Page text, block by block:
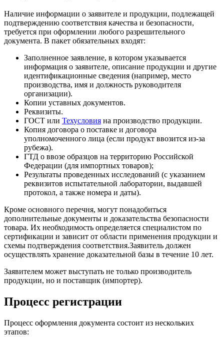
Наличие информации о заявителе и продукции, подлежащей
подтверждению соответствия качества и безопасности,
требуется при оформлении любого разрешительного
документа. В пакет обязательных входят:
Заполненное заявление, в котором указывается
информация о заявителе, описание продукции и другие
идентификационные сведения (например, место
производства, имя и должность руководителя
организации).
Копии уставных документов.
Реквизиты.
ГОСТ или Техусловия на производство продукции.
Копия договора о поставке и договора
уполномоченного лица (если продукт ввозится из-за
рубежа).
ГТД о ввозе образцов на территорию Российской
Федерации (для импортных товаров);
Результаты проведенных исследований (с указанием
реквизитов испытательной лаборатории, выдавшей
протокол, а также номера и даты).
Кроме основного перечня, могут понадобиться
дополнительные документы и доказательства безопасности
товара. Их необходимость определяется специалистом по
сертификации и зависит от области применения продукции и
схемы подтверждения соответствия.Заявитель должен
осуществлять хранение доказательной базы в течение 10 лет.
Заявителем может выступать не только производитель
продукции, но и поставщик (импортер).
Процесс регистрации
Процесс оформления документа состоит из нескольких
этапов: